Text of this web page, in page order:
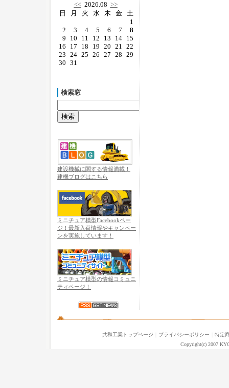
<<2026.08 >>
日
2
9
16
23
30
月
3
10
17
24
31
火
4
11
18
25
水
5
12
19
26
木
6
13
20
27
金
7
14
21
28
土
1
8
15
22
29
検索窓
建設機械に関する情報満載！
建機ブログはこちら
ミニチュア模型Facebookペー
ジ！最新入荷情報やキャンペー
ンを実施しています！
ミニチュア模型の情報コミュニ
ティページ！
共和工業トップページ プライバシーポリシー
特定
Copyright(c) 2007